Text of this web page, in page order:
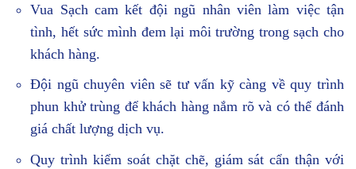
Vua Sạch cam kết đội ngũ nhân viên làm việc tận
tình, hết sức mình đem lại môi trường trong sạch cho
khách hàng.
Đội ngũ chuyên viên sẽ tư vấn kỹ càng về quy trình
phun khử trùng để khách hàng nắm rõ và có thể đánh
giá chất lượng dịch vụ.
Quy trình kiểm soát chặt chẽ, giám sát cẩn thận với